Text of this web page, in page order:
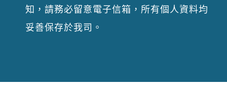
知，請務必留意電子信箱，所有個人資料均
妥善保存於我司。